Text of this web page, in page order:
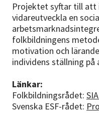
Projektet syftar till att
vidareutveckla en
folkbildningens
motivation och
individens ställning på
Länkar:
Folkbildningsrådet:
Svenska ESF-rådet: